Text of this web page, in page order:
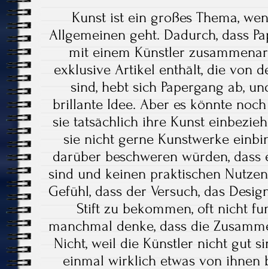
Kunst ist ein großes Thema,
Allgemeinen geht. Dadurch, dass
mit einem Künstler
exklusive Artikel enthält, die von
sind, hebt sich Papergang ab,
brillante Idee. Aber es könnte
sie tatsächlich ihre Kunst
sie nicht gerne Kunstwerke
darüber beschweren würden,
sind und keinen praktischen
Gefühl, dass der Versuch, das
Stift zu bekommen, oft nicht
manchmal denke, dass die
Nicht, weil die Künstler nicht gut
einmal wirklich etwas von ihnen